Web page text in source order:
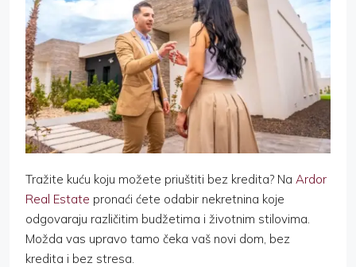
Tražite kuću koju možete priuštiti bez kredita? Na Ardor
Real Estate pronaći ćete odabir nekretnina koje
odgovaraju različitim budžetima i životnim stilovima.
Možda vas upravo tamo čeka vaš novi dom, bez
kredita i bez stresa.